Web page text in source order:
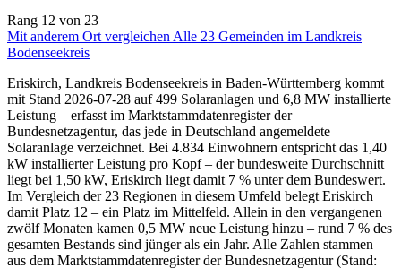
Rang 12 von 23
Mit anderem Ort vergleichen Alle 23 Gemeinden im Landkreis
Bodenseekreis
Eriskirch, Landkreis Bodenseekreis in Baden-Württemberg kommt
mit Stand 2026-07-28 auf 499 Solaranlagen und 6,8 MW installierte
Leistung – erfasst im Marktstammdatenregister der
Bundesnetzagentur, das jede in Deutschland angemeldete
Solaranlage verzeichnet. Bei 4.834 Einwohnern entspricht das 1,40
kW installierter Leistung pro Kopf – der bundesweite Durchschnitt
liegt bei 1,50 kW, Eriskirch liegt damit 7 % unter dem Bundeswert.
Im Vergleich der 23 Regionen in diesem Umfeld belegt Eriskirch
damit Platz 12 – ein Platz im Mittelfeld. Allein in den vergangenen
zwölf Monaten kamen 0,5 MW neue Leistung hinzu – rund 7 % des
gesamten Bestands sind jünger als ein Jahr. Alle Zahlen stammen
aus dem Marktstammdatenregister der Bundesnetzagentur (Stand: